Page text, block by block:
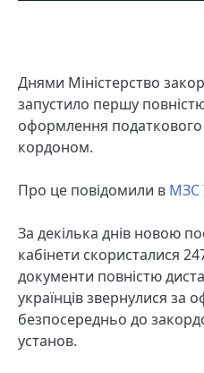
Днями Міністерство
запустило першу
оформлення податкового
кордоном.
Про це повідомили в МЗС
За декілька днів новою
кабінети скористалися
документи повністю
українців звернулися за
безпосередньо до
установ.